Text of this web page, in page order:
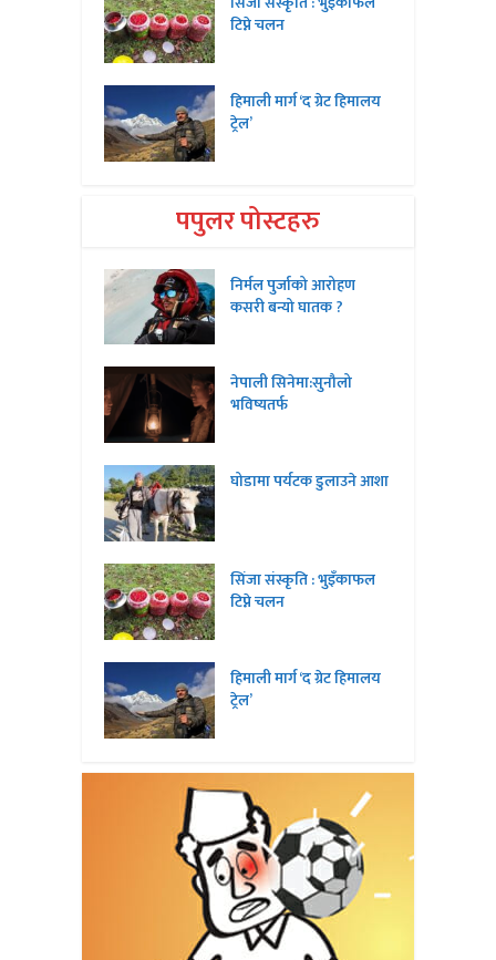
टिप्ने चलन
हिमाली मार्ग ‘द ग्रेट हिमालय
ट्रेल’
पपुलर पोस्टहरु
निर्मल पुर्जाको आरोहण
कसरी बन्यो घातक ?
नेपाली सिनेमा:सुनौलो
भविष्यतर्फ
घोडामा पर्यटक डुलाउने आशा
सिंजा संस्कृति : भुइँकाफल
टिप्ने चलन
हिमाली मार्ग ‘द ग्रेट हिमालय
ट्रेल’